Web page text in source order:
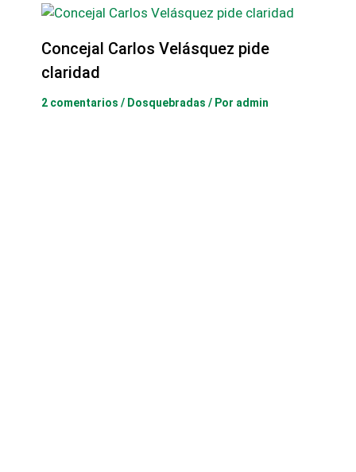
Concejal Carlos Velásquez pide
claridad
2 comentarios / Dosquebradas / Por admin